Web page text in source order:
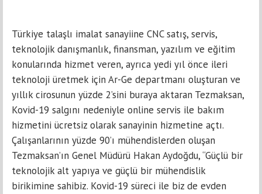
Türkiye talaşlı imalat sanayiine CNC satış, servis,
teknolojik danışmanlık, finansman, yazılım ve eğitim
konularında hizmet veren, ayrıca yedi yıl önce ileri
teknoloji üretmek için Ar-Ge departmanı oluşturan ve
yıllık cirosunun yüzde 2’sini buraya aktaran Tezmaksan,
Kovid-19 salgını nedeniyle online servis ile bakım
hizmetini ücretsiz olarak sanayinin hizmetine açtı.
Çalışanlarının yüzde 90’ı mühendislerden oluşan
Tezmaksan’ın Genel Müdürü Hakan Aydoğdu, “Güçlü bir
teknolojik alt yapıya ve güçlü bir mühendislik
birikimine sahibiz. Kovid-19 süreci ile biz de evden